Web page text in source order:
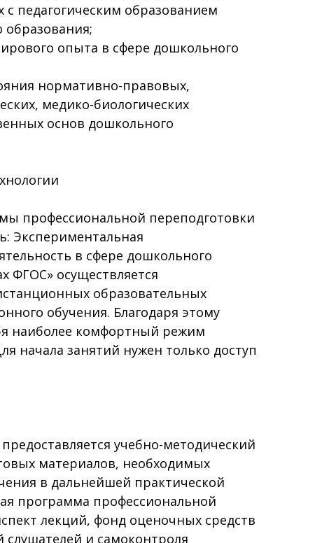
с педагогическим образованием
образования;
опыта в сфере дошкольного
нормативно-правовых,
медико-биологических
основ дошкольного
профессиональной переподготовки
Экспериментальная
в сфере дошкольного
ФГОС» осуществляется
образовательных
обучения. Благодаря этому
наиболее комфортный режим
начала занятий нужен только доступ
учебно-методический
материалов, необходимых
в дальнейшей практической
программа профессиональной
лекций, фонд оценочных средств
слушателей и самоконтроля